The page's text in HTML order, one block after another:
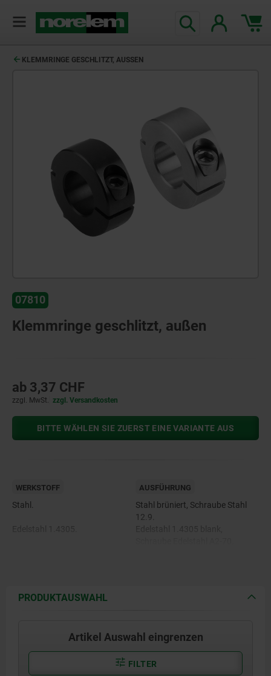
KLEMMRINGE GESCHLITZT, AUSSEN
07810
Klemmringe geschlitzt, außen
ab 3,37 CHF
zzgl. MwSt. zzgl. Versandkosten
BITTE WÄHLEN SIE ZUERST EINE VARIANTE AUS
WERKSTOFF
Stahl.
AUSFÜHRUNG
Stahl brüniert, Schraube Stahl
12.9.
PRODUKTAUSWAHL
Artikel Auswahl eingrenzen
FILTER